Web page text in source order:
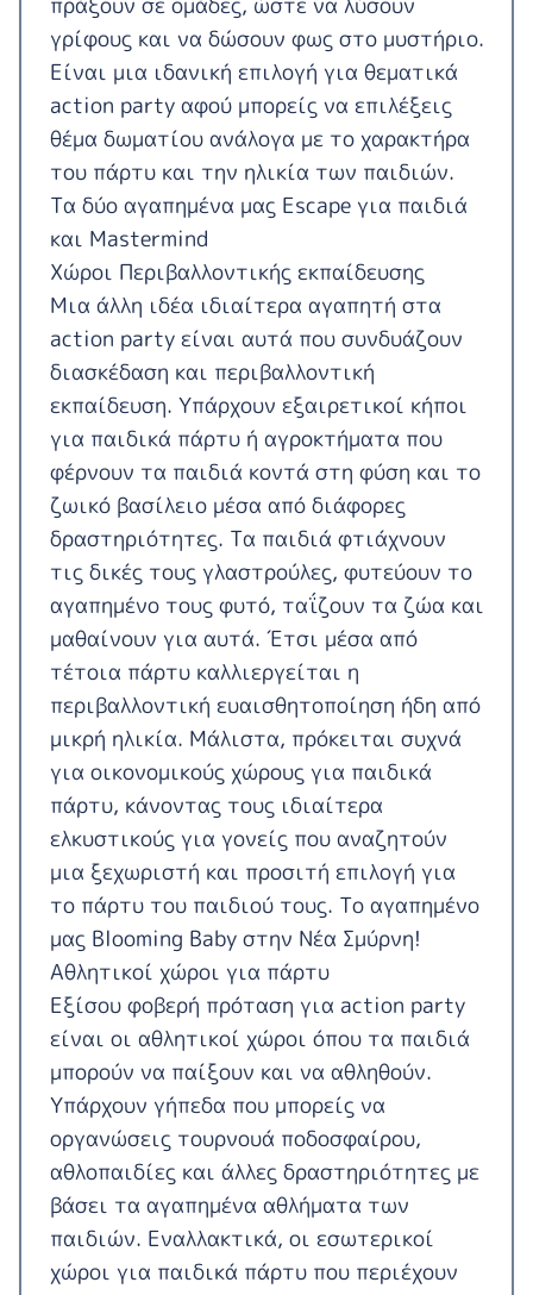
γρίφους και να δώσουν φως στο μυστήριο.
Είναι μια ιδανική επιλογή για θεματικά
action party αφού μπορείς να επιλέξεις
θέμα δωματίου ανάλογα με το χαρακτήρα
του πάρτυ και την ηλικία των παιδιών.
Tα δύο αγαπημένα μας Escape για παιδιά
και Mastermind
Χώροι Περιβαλλοντικής εκπαίδευσης
Μια άλλη ιδέα ιδιαίτερα αγαπητή στα
action party είναι αυτά που συνδυάζουν
διασκέδαση και περιβαλλοντική
εκπαίδευση. Υπάρχουν εξαιρετικοί κήποι
για παιδικά πάρτυ ή αγροκτήματα που
φέρνουν τα παιδιά κοντά στη φύση και το
ζωικό βασίλειο μέσα από διάφορες
δραστηριότητες. Τα παιδιά φτιάχνουν
τις δικές τους γλαστρούλες, φυτεύουν το
αγαπημένο τους φυτό, ταΐζουν τα ζώα και
μαθαίνουν για αυτά. Έτσι μέσα από
τέτοια πάρτυ καλλιεργείται η
περιβαλλοντική ευαισθητοποίηση ήδη από
μικρή ηλικία. Μάλιστα, πρόκειται συχνά
για οικονομικούς χώρους για παιδικά
πάρτυ, κάνοντας τους ιδιαίτερα
ελκυστικούς για γονείς που αναζητούν
μια ξεχωριστή και προσιτή επιλογή για
το πάρτυ του παιδιού τους. Το αγαπημένο
μας Blooming Babyστην Νέα Σμύρνη!
Αθλητικοί χώροι για πάρτυ
Εξίσου φοβερή πρόταση για action party
είναι οι αθλητικοί χώροι όπου τα παιδιά
μπορούν να παίξουν και να αθληθούν.
Υπάρχουν γήπεδα που μπορείς να
οργανώσεις τουρνουά ποδοσφαίρου,
αθλοπαιδίες και άλλες δραστηριότητες με
βάσει τα αγαπημένα αθλήματα των
παιδιών. Εναλλακτικά, οι εσωτερικοί
χώροι για παιδικά πάρτυ που περιέχουν